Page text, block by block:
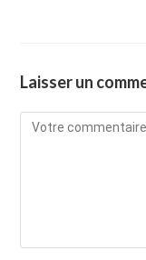
Laisser un
Comment